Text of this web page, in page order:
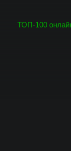
ТОП-100